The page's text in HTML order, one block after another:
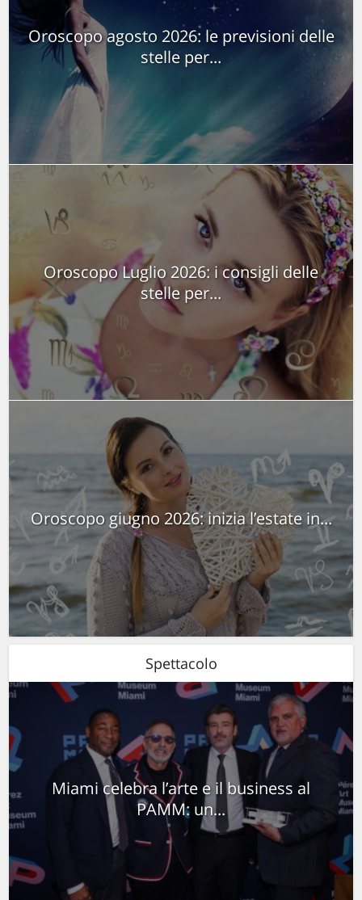
Oroscopo agosto 2026: le previsioni delle
stelle per...
Oroscopo Luglio 2026: i consigli delle
stelle per...
Oroscopo giugno 2026: inizia l’estate in...
Spettacolo
Miami celebra l’arte e il business al
PAMM: un...